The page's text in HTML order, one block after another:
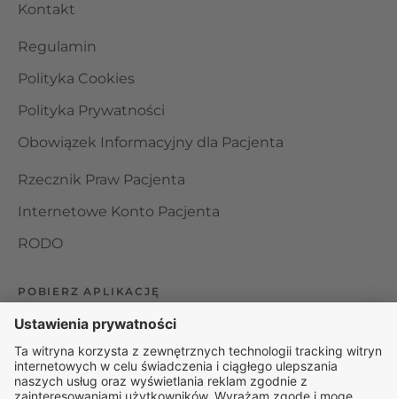
Kontakt
Regulamin
Polityka Cookies
Polityka Prywatności
Obowiązek Informacyjny dla Pacjenta
Rzecznik Praw Pacjenta
Internetowe Konto Pacjenta
RODO
POBIERZ APLIKACJĘ
Organizator udzielania świadczeń telemedycznych jest